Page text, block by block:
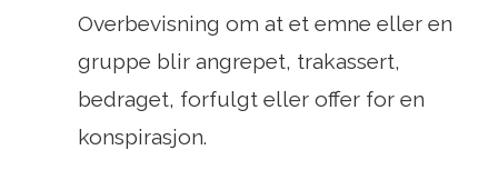
Overbevisning om at et emne eller en
gruppe blir angrepet, trakassert,
bedraget, forfulgt eller offer for en
konspirasjon.